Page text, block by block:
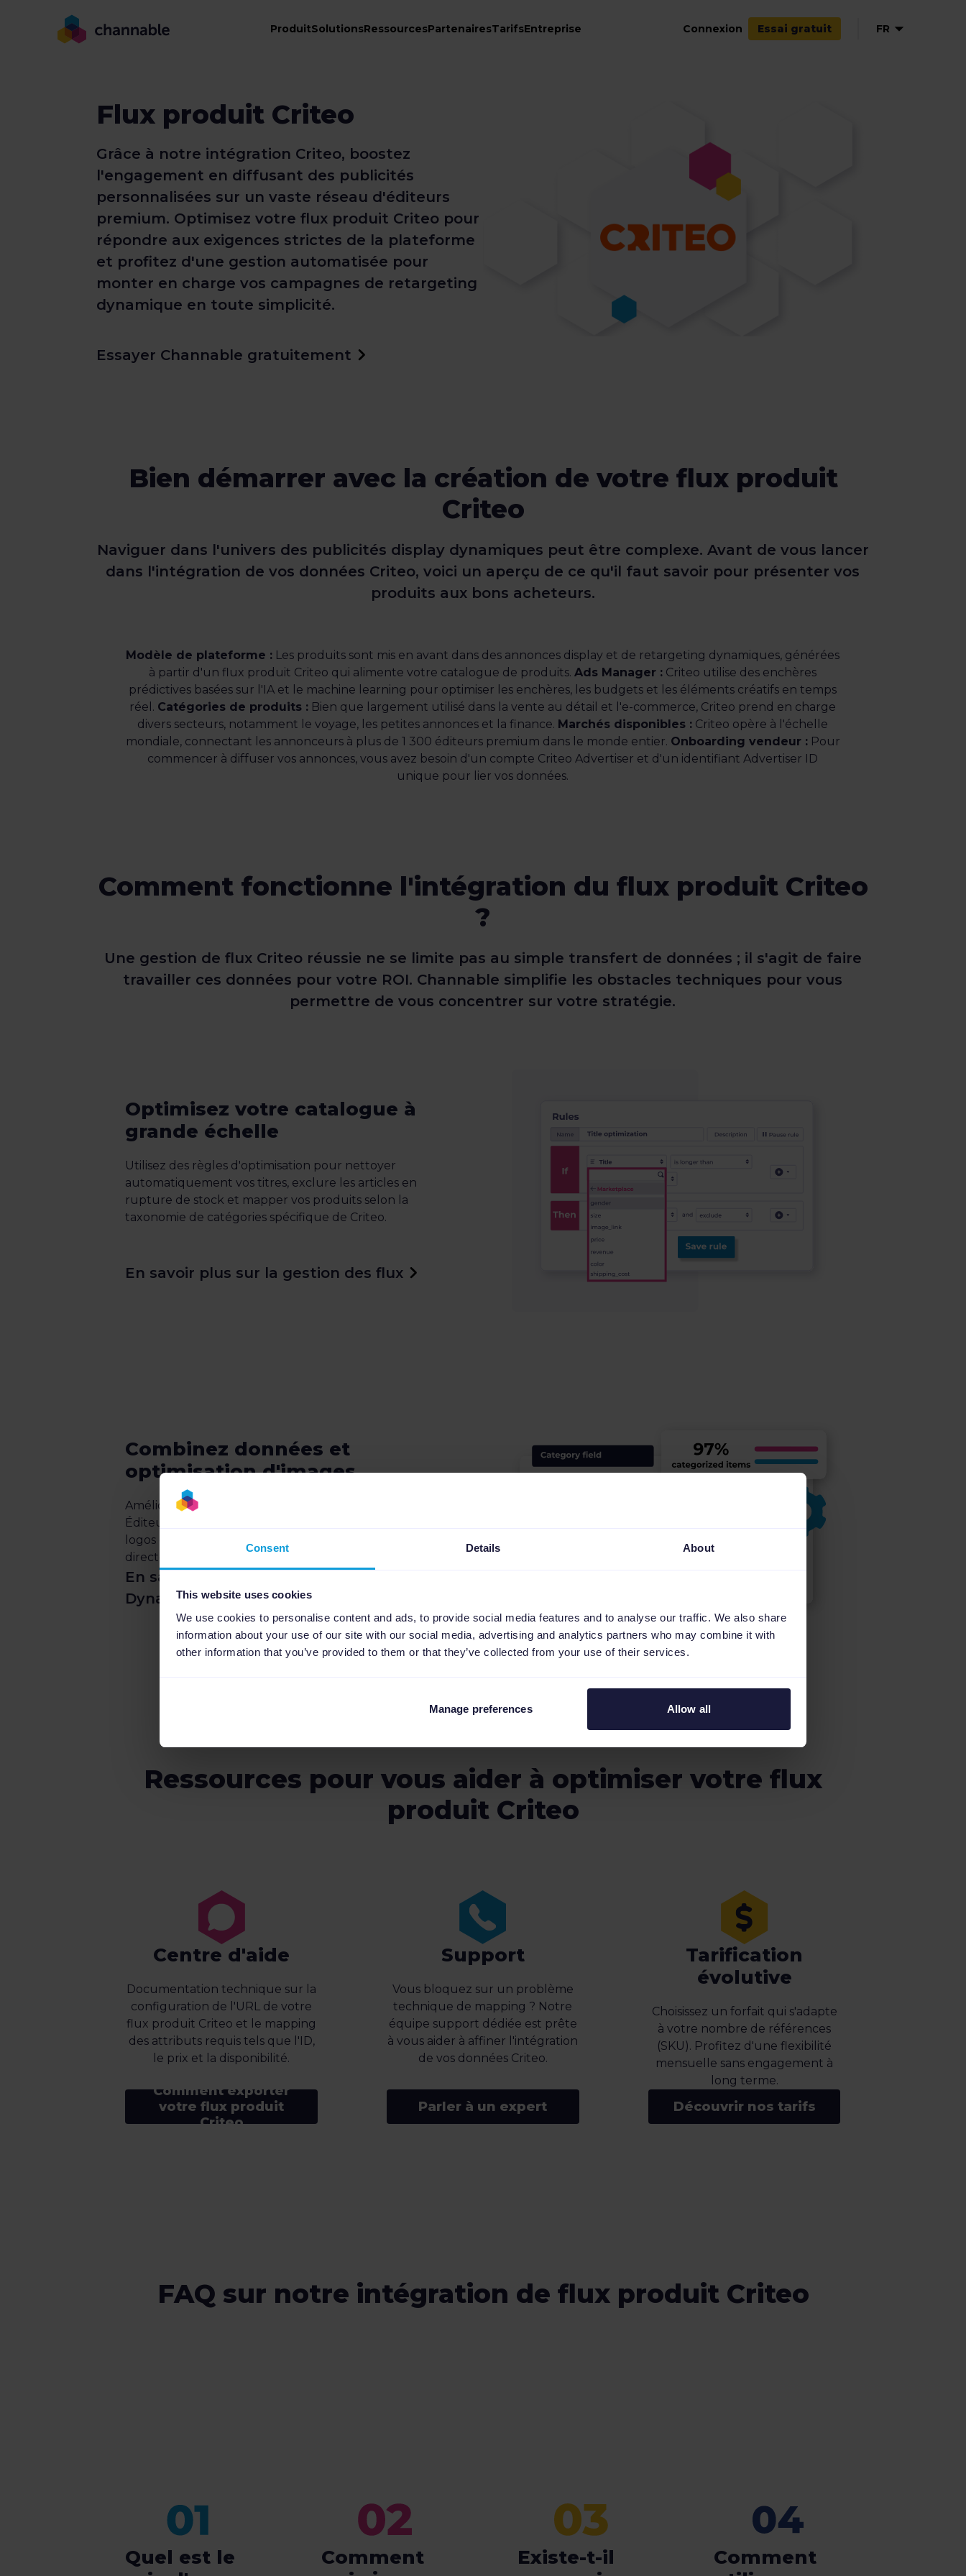
Consent Details About
This website uses cookies
We use cookies to personalise content and ads, to provide social media features and to analyse our traffic. We also share
information about your use of our site with our social media, advertising and analytics partners who may combine it with
other information that you’ve provided to them or that they’ve collected from your use of their services.
Manage preferences Allow all
ProduitSolutionsRessourcesPartenairesTarifsEntreprise Connexion Essai gratuit FR
Flux produit Criteo
Grâce à notre intégration Criteo, boostez
l'engagement en diffusant des publicités
personnalisées sur un vaste réseau d'éditeurs
premium. Optimisez votre flux produit Criteo pour
répondre aux exigences strictes de la plateforme
et profitez d'une gestion automatisée pour
monter en charge vos campagnes de retargeting
dynamique en toute simplicité.
Essayer Channable gratuitement
Bien démarrer avec la création de votre flux produit
Criteo
Naviguer dans l'univers des publicités display dynamiques peut être complexe. Avant de vous lancer
dans l'intégration de vos données Criteo, voici un aperçu de ce qu'il faut savoir pour présenter vos
produits aux bons acheteurs.
Modèle de plateforme : Les produits sont mis en avant dans des annonces display et de retargeting dynamiques, générées
à partir d'un flux produit Criteo qui alimente votre catalogue de produits.Ads Manager : Criteo utilise des enchères
prédictives basées sur l'IA et le machine learning pour optimiser les enchères, les budgets et les éléments créatifs en temps
réel. Catégories de produits : Bien que largement utilisé dans la vente au détail et l'e-commerce, Criteo prend en charge
divers secteurs, notamment le voyage, les petites annonces et la finance. Marchés disponibles : Criteo opère à l'échelle
mondiale, connectant les annonceurs à plus de 1 300 éditeurs premium dans le monde entier. Onboarding vendeur :Pour
commencer à diffuser vos annonces, vous avez besoin d'un compte Criteo Advertiser et d'un identifiant Advertiser ID
unique pour lier vos données.
Comment fonctionne l'intégration du flux produit Criteo
?
Une gestion de flux Criteo réussie ne se limite pas au simple transfert de données ; il s'agit de faire
travailler ces données pour votre ROI. Channable simplifie les obstacles techniques pour vous
permettre de vous concentrer sur votre stratégie.
Optimisez votre catalogue à
grande échelle
Utilisez des règles d'optimisation pour nettoyer
automatiquement vos titres, exclure les articles en
rupture de stock et mapper vos produits selon la
taxonomie de catégories spécifique de Criteo.
En savoir plus sur la gestion des flux
Combinez données et
optimisation d'images
Améliorez vos annonces dynamiques en utilisant notre
Éditeur d'Image Dynamique pour ajouter des prix, des
logos de marque ou des badges promotionnels
directement sur vos visuels produits.
En savoir plus sur l'Éditeur d'Image
Dynamique
Ressources pour vous aider à optimiser votre flux
produit Criteo
Centre d'aide
Documentation technique sur la
configuration de l'URL de votre
flux produit Criteo et le mapping
des attributs requis tels que l'ID,
le prix et la disponibilité.
Comment exporter
votre flux produit
Criteo
Support
Vous bloquez sur un problème
technique de mapping ? Notre
équipe support dédiée est prête
à vous aider à affiner l'intégration
de vos données Criteo.
Parler à un expert
Tarification
évolutive
Choisissez un forfait qui s'adapte
à votre nombre de références
(SKU). Profitez d'une flexibilité
mensuelle sans engagement à
long terme.
Découvrir nos tarifs
FAQ sur notre intégration de flux produit Criteo
Quel est le
Comment
Existe-t-il
Comment